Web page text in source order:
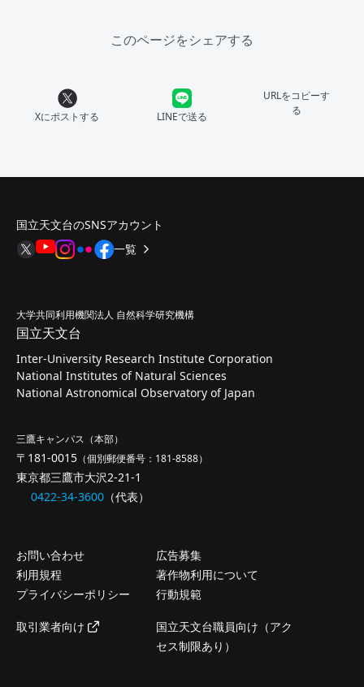
このページをシェアする
Xにポストする LINEで送る
URLをコピーす
る
国立天文台のSNSアカウント
一覧
大学共同利用機関法人 自然科学研究機構
国立天文台
Inter-University Research Institute Corporation
National Institutes of Natural Sciences
National Astronomical Observatory of Japan
三鷹キャンパス（本部）
〒181-0015 （個別郵便番号：181-8588）
東京都三鷹市大沢2-21-1
0422-34-3600 （代表）
お問い合わせ
広告募集
利用規程
著作物利用について
プライバシーポリシー
行動規範
取引業者向け
国立天文台職員向け（アク
セス制限あり）